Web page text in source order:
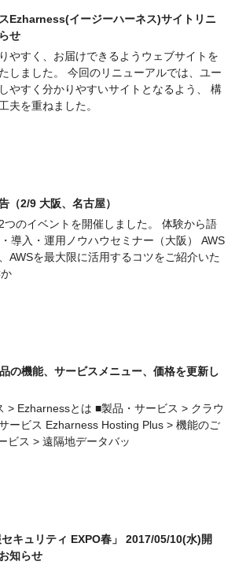
Ezharness(イージーハーネス)サイトリニ
せ
やすく、お届けできるようウェブサイトを
しました。 今回のリニューアルでは、ユー
やすく分かりやすいサイトとなるよう、 構
夫を重ねました。
（2/9 大阪、名古屋）
つのイベントを開催しました。 体験から語
導入・運用ノウハウセミナー（大阪） AWS
AWSを最大限に活用するコツをご紹介いた
の機能、サービスメニュー、価格を更新し
> Ezharnessとは ■製品・サービス > クラウ
ービス Ezharness Hosting Plus > 機能のご
ビス > 遠隔地データバッ
セキュリティ EXPO春」 2017/05/10(水)開
知らせ